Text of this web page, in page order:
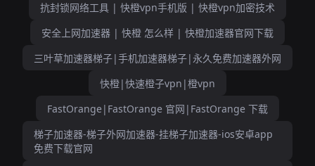
抗封锁网络工具 | 快橙vpn手机版 | 快橙vpn加密技术
安全上网加速器 | 快橙 怎么样 | 快橙加速器官网下载
三叶草加速器梯子|手机加速器梯子|永久免费加速器外网
快橙|快速橙子vpn|橙vpn
FastOrange|FastOrange 官网|FastOrange 下载
梯子加速器-梯子外网加速器-挂梯子加速器-ios安卓app
免费下载官网